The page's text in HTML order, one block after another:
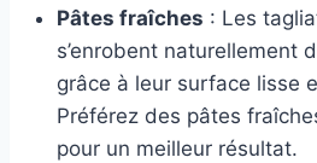
Pâtes fraîches : Les
s’enrobent naturellement
grâce à leur surface lisse
Préférez des pâtes
pour un meilleur résultat.